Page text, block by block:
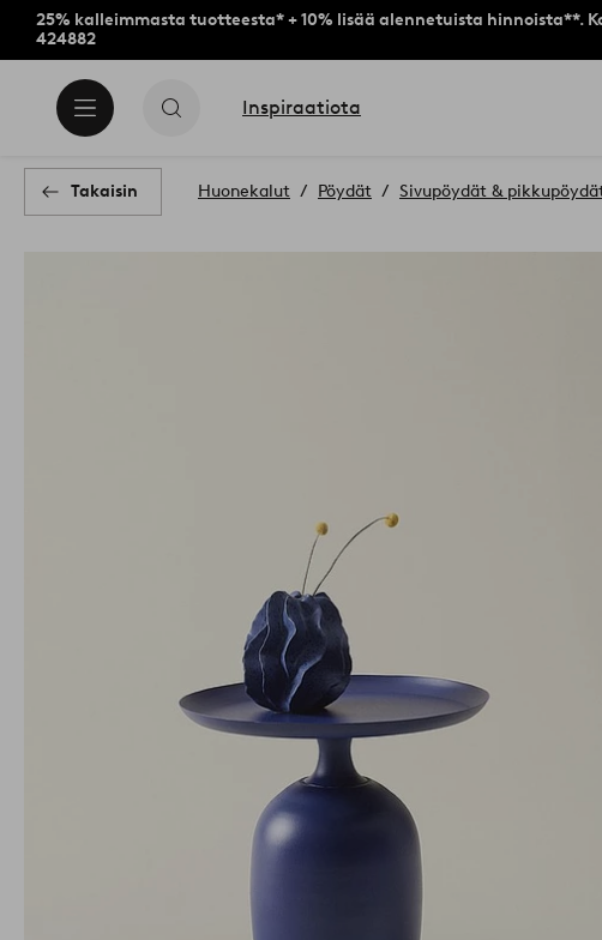
25% kalleimmasta tuotteesta* + 10% lisää alennetuista hinnoista**.
424882
Inspiraatiota
Takaisin Huonekalut Pöydät Sivupöydät &